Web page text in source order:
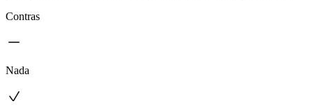
Contras
Nada